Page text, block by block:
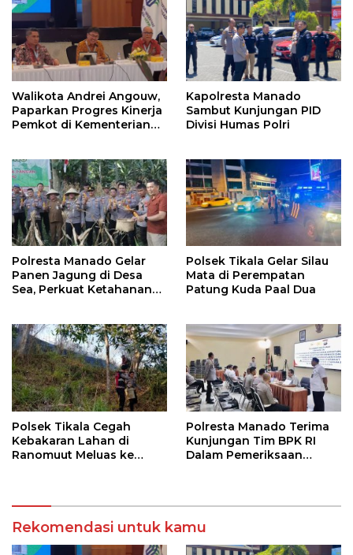
Walikota Andrei Angouw,
Paparkan Progres Kinerja
Pemkot di Kementerian
Kapolresta Manado
Sambut Kunjungan PID
Divisi Humas Polri
Polresta Manado Gelar
Panen Jagung di Desa
Sea, Perkuat Ketahanan
Polsek Tikala Gelar Silau
Mata di Perempatan
Patung Kuda Paal Dua
Polsek Tikala Cegah
Kebakaran Lahan di
Ranomuut Meluas ke
Polresta Manado Terima
Kunjungan Tim BPK RI
Dalam Pemeriksaan
Laporan Kamtibmas
Rekomendasi untuk kamu